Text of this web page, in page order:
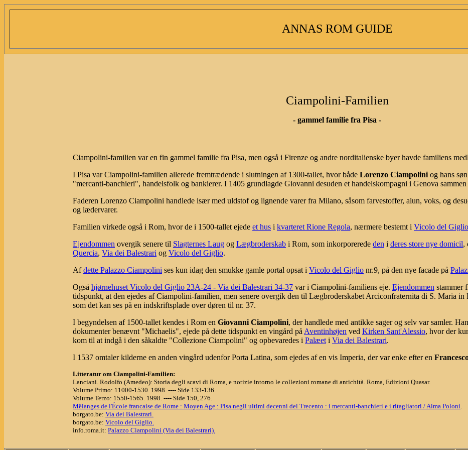
ANNAS ROM GUIDE
Ciampolini-Familien
- gammel familie fra Pisa -
Ciampolini-familien var en fin gammel familie fra Pisa, men også i Firenze og andre norditalienske byer havde familiens
I Pisa var Ciampolini-familien allerede fremtrædende i slutningen af 1300-tallet, hvor både Lorenzo Ciampolini og hans søn
"mercanti-banchieri", handelsfolk og bankierer. I 1405 grundlagde Giovanni desuden et handelskompagni i Genova
Faderen Lorenzo Ciampolini handlede især med uldstof og lignende varer fra Milano, såsom farvestoffer, alun, voks, og
og lædervarer.
Familien virkede også i Rom, hvor de i 1500-tallet ejede et hus i kvarteret Rione Regola, nærmere bestemt i Vicolo del Giglio
Ejendommen overgik senere til Slagternes Laug og Lægbroderskab i Rom, som inkorporerede den i deres store nye domicil,
Quercia, Via dei Balestrari og Vicolo del Giglio.
Afdette Palazzo Ciampolini ses kun idag den smukke gamle portal opsat i Vicolo del Giglio nr.9, på den nye facade på
Også hjørnehuset Vicolo del Giglio 23A-24 - Via dei Balestrari 34-37 var i Ciampolini-familiens eje. Ejendommen stammer
tidspunkt, at den ejedes af Ciampolini-familien, men senere overgik den til Lægbroderskabet Arciconfraternita di S. Maria in
som det kan ses på en indskriftsplade over døren til nr. 37.
I begyndelsen af 1500-tallet kendes i Rom en Giovanni Ciampolini, der handlede med antikke sager og selv var samler.
dokumenter benævnt "Michaelis", ejede på dette tidspunkt en vingård på Aventinhøjen ved Kirken Sant'Alessio, hvor der
kom til at indgå i den såkaldte "Collezione Ciampolini" og opbevaredes i Palæet i Via dei Balestrari.
I 1537 omtaler kilderne en anden vingård udenfor Porta Latina, som ejedes af en vis Imperia, der var enke efter en
Litteratur om Ciampolini-Familien:
Lanciani. Rodolfo (Amedeo): Storia degli scavi di Roma, e notizie intorno le collezioni romane di antichità. Roma, Edizioni Quasar.
Volume Primo: 11000-1530. 1998. ---- Side 133-136.
Volume Terzo: 1550-1565. 1998. ---- Side 150, 276.
Mëlanges de l'École francaise de Rome : Moyen Age : Pisa negli ultimi decenni del Trecento : i mercanti-banchieri e i ritagliatori / Alma Poloni.
borgato.be: Via dei Balestrari.
borgato.be: Vicolo del Giglio.
info.roma.it: Palazzo Ciampolini (Via dei Balestrari).